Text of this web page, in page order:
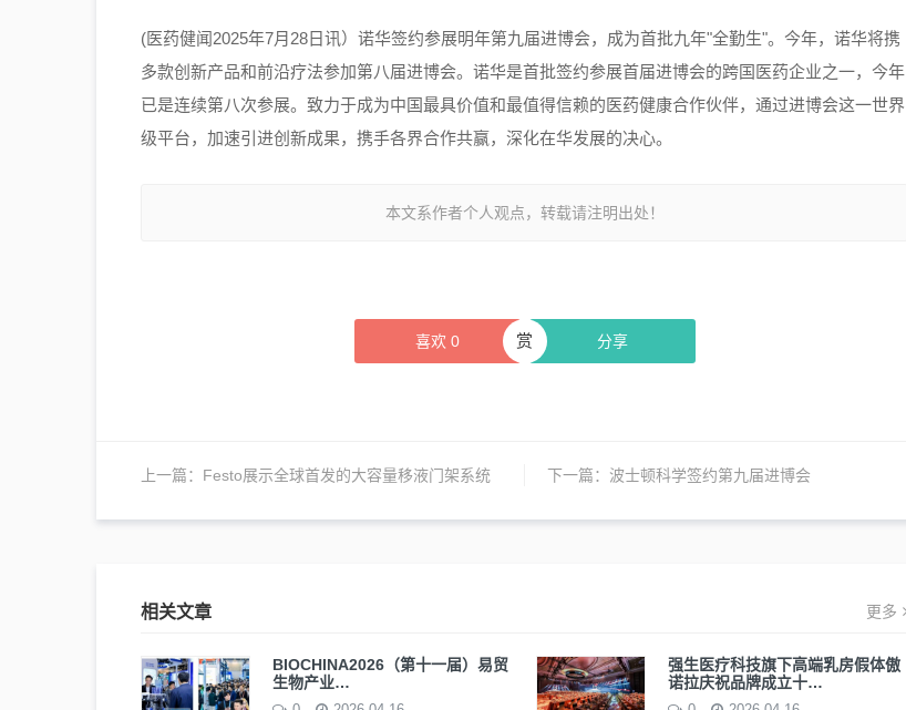
(医药健闻2025年7月28日讯）诺华签约参展明年第九届进博会，成为首批九年"全勤生"。今年，诺华将携
多款创新产品和前沿疗法参加第八届进博会。诺华是首批签约参展首届进博会的跨国医药企业之一，今年
已是连续第八次参展。致力于成为中国最具价值和最值得信赖的医药健康合作伙伴，通过进博会这一世界
级平台，加速引进创新成果，携手各界合作共赢，深化在华发展的决心。
本文系作者个人观点，转载请注明出处！
喜欢 0 分享
赏
上一篇： Festo展示全球首发的大容量移液门架系统 下一篇： 波士顿科学签约第九届进博会
相关文章 更多
BIOCHINA2026（第十一届）易贸
生物产业…
强生医疗科技旗下高端乳房假体傲
诺拉庆祝品牌成立十…